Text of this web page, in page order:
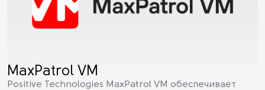
MaxPatrol VM
Positive Technologies MaxPatrol VM обеспечивает